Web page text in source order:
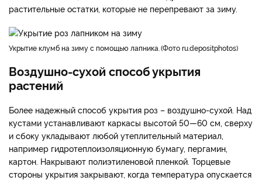
растительные остатки, которые не перепревают за зиму.
укрытие клумб на зиму с помощью лапника. Фото ru.depositphotos
Воздушно-сухой способ укрытия
растений
Более надежный способ укрытия роз – воздушно-сухой. Над
кустами устанавливают каркасы высотой 50—60 см, сверху
и сбоку укладывают любой утеплительный материал,
например гидротеплоизоляционную бумагу, пергамин,
картон. Накрывают полиэтиленовой пленкой. Торцевые
стороны укрытия закрывают, когда температура опускается